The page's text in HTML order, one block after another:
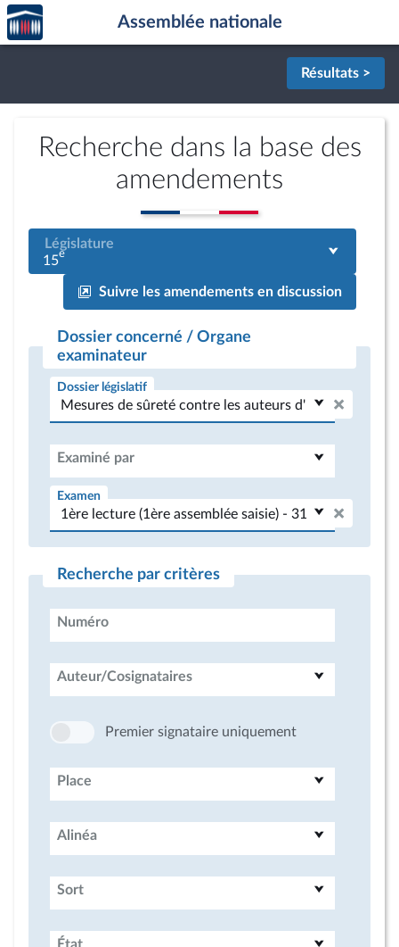
Aller au contenu
Aller en bas de la page
Accèder
à la
page
Assemblée nationale
Résultats >
Recherche dans la base des
amendements
Législature
15e
Suivre les amendements en discussion
Dossier concerné / Organe
examinateur
Dossier législatif
Examiné par
Examen
Recherche par critères
Numéro
Auteur/Cosignataires
Premier signataire uniquement
Place
Alinéa
Sort